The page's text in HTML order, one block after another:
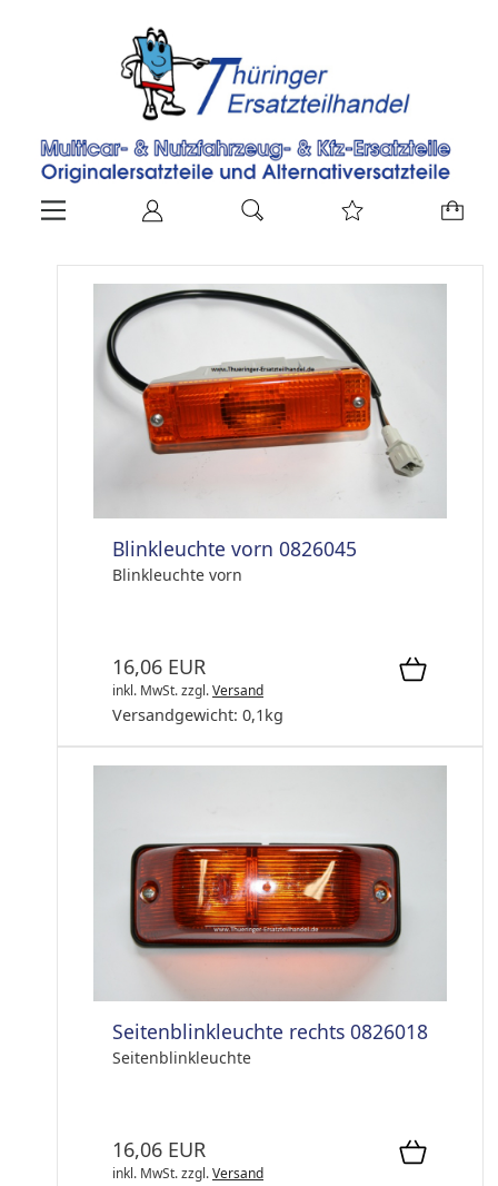
Blinkleuchte vorn 0826045
Blinkleuchte vorn
16,06 EUR
inkl. MwSt.zzgl.Versand
Versandgewicht: 0,1 kg
Seitenblinkleuchte rechts 0826018
Seitenblinkleuchte
16,06 EUR
inkl. MwSt.zzgl.Versand